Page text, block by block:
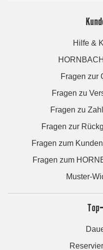
Hilfe &
Fragen zur
Fragen zu
Fragen zu
Fragen zur
Fragen zum
Fragen zum
Muster-